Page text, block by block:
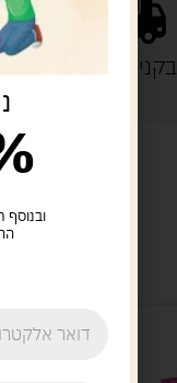
בקנייה מעל 329 ש"ח
ובנוסף